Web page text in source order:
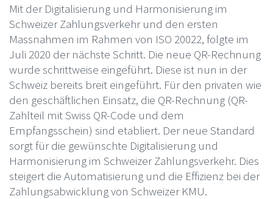
Mit der Digitalisierung und Harmonisierung im
Schweizer Zahlungsverkehr und den ersten
Massnahmen im Rahmen von ISO 20022, folgte im
Juli 2020 der nächste Schritt. Die neue QR-Rechnung
wurde schrittweise eingeführt. Diese ist nun in der
Schweiz bereits breit eingeführt. Für den privaten wie
den geschäftlichen Einsatz, die QR-Rechnung (QR-
Zahlteil mit Swiss QR-Code und dem
Empfangsschein) sind etabliert. Der neue Standard
sorgt für die gewünschte Digitalisierung und
Harmonisierung im Schweizer Zahlungsverkehr. Dies
steigert die Automatisierung und die Effizienz bei der
Zahlungsabwicklung von Schweizer KMU.